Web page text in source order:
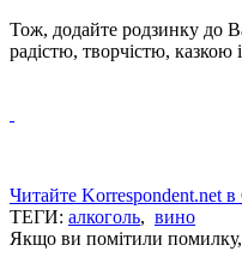
Тож, додайте родзинку до
радістю, творчістю,
Читайте Korrespondent.net
ТЕГИ: алкоголь, вино
Якщо ви помітили помилку,